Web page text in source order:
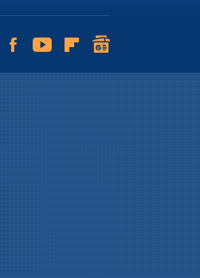
InstagramFacebookYoutubeFlipboard